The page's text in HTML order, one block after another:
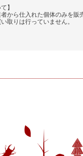
】
から仕入れた個体のみを販
取りは行っていません。